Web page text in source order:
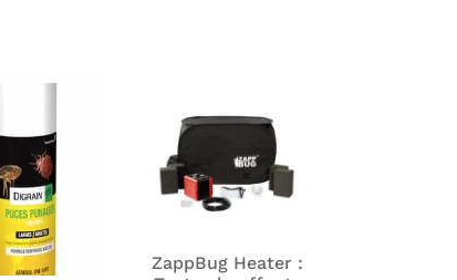
ZappBug Heater :